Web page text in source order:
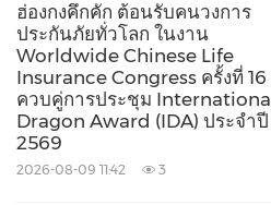
ฮ่องกงคึกคัก ต้อนรับคนวงการ
ประกันภัยทั่วโลก ในงาน
Worldwide Chinese Life
Insurance Congress ครั้งที่ 16
ควบคู่การประชุม International
Dragon Award (IDA) ประจำปี
2569
2026-08-09 11:42 3